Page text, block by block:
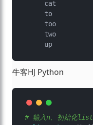
牛客HJ Python
# 输入n、初始化list